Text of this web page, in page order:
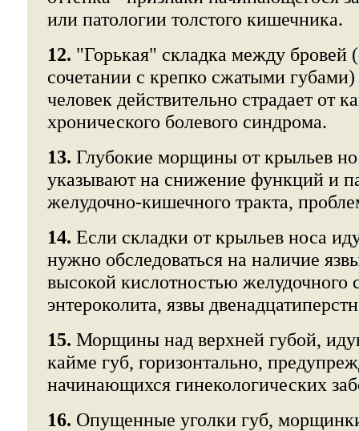
или патологии толстого кишечника.
12. "Горькая" складка между бровей
сочетании с крепко сжатыми губами)
человек действительно страдает от
хронического болевого синдрома.
13. Глубокие морщины от крыльев
указывают на снижение функций и
желудочно-кишечного тракта,
14. Если складки от крыльев носа
нужно обследоваться на наличие
высокой кислотностью желудочного
энтероколита, язвы
15. Морщины над верхней губой,
кайме губ, горизонтально,
начинающихся гинекологических
16. Опущенные уголки губ,